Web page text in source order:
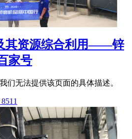
其资源综合利用——锌
家号
们无法提供该页面的具体描述。